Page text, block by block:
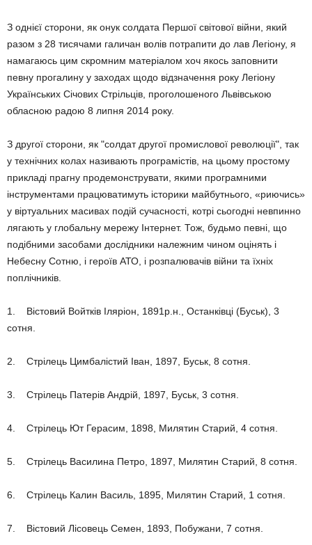
З однієї сторони, як онук солдата Першої світової війни, який
разом з 28 тисячами галичан волів потрапити до лав Легіону, я
намагаюсь цим скромним матеріалом хоч якось заповнити
певну прогалину у заходах щодо відзначення року Легіону
Українських Січових Стрільців, проголошеного Львівською
обласною радою 8 липня 2014 року.
З другої сторони, як "солдат другої промислової революції", так
у технічних колах називають програмістів, на цьому простому
прикладі прагну продемонструвати, якими програмними
інструментами працюватимуть історики майбутнього, «риючись»
у віртуальних масивах подій сучасності, котрі сьогодні невпинно
лягають у глобальну мережу Інтернет. Тож, будьмо певні, що
подібними засобами дослідники належним чином оцінять і
Небесну Сотню, і героїв АТО, і розпалювачів війни та їхніх
поплічників.
1. Вістовий Войтків Іляріон, 1891р.н., Останківці (Буськ), 3
сотня.
2. Стрілець Цимбалістий Іван, 1897, Буськ, 8 сотня.
3. Стрілець Патерів Андрій, 1897, Буськ, 3 сотня.
4. Стрілець Ют Герасим, 1898, Милятин Старий, 4 сотня.
5. Стрілець Василина Петро, 1897, Милятин Старий, 8 сотня.
6. Стрілець Калин Василь, 1895, Милятин Старий, 1 сотня.
7. Вістовий Лісовець Семен, 1893, Побужани, 7 сотня.